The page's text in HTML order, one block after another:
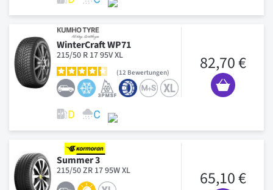
WinterCraft WP71
215/50 R 17 95V XL
12 Bewertungen 82,70 €
Summer 3
215/50 ZR 17 95W XL 65,10 €